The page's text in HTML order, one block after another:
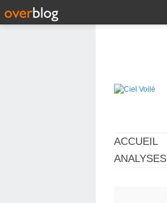
ACCUEIL
ANALYSES